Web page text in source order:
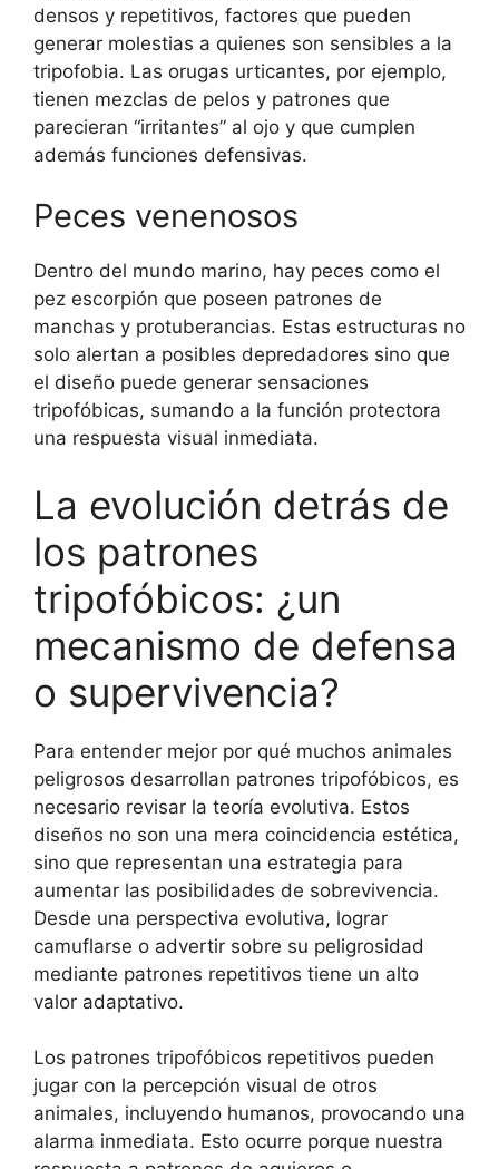
densos y repetitivos, factores que pueden
generar molestias a quienes son sensibles a la
tripofobia. Las orugas urticantes, por ejemplo,
tienen mezclas de pelos y patrones que
parecieran “irritantes” al ojo y que cumplen
además funciones defensivas.
Peces venenosos
Dentro del mundo marino, hay peces como el
pez escorpión que poseen patrones de
manchas y protuberancias. Estas estructuras no
solo alertan a posibles depredadores sino que
el diseño puede generar sensaciones
tripofóbicas, sumando a la función protectora
una respuesta visual inmediata.
La evolución detrás de
los patrones
tripofóbicos: ¿un
mecanismo de defensa
o supervivencia?
Para entender mejor por qué muchos animales
peligrosos desarrollan patrones tripofóbicos, es
necesario revisar la teoría evolutiva. Estos
diseños no son una mera coincidencia estética,
sino que representan una estrategia para
aumentar las posibilidades de sobrevivencia.
Desde una perspectiva evolutiva, lograr
camuflarse o advertir sobre su peligrosidad
mediante patrones repetitivos tiene un alto
valor adaptativo.
Los patrones tripofóbicos repetitivos pueden
jugar con la percepción visual de otros
animales, incluyendo humanos, provocando una
alarma inmediata. Esto ocurre porque nuestra